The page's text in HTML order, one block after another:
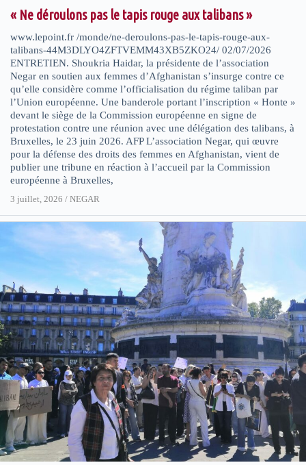
« Ne déroulons pas le tapis rouge aux talibans »
www.lepoint.fr /monde/ne-deroulons-pas-le-tapis-rouge-aux-
talibans-44M3DLYO4ZFTVEMM43XB5ZKO24/ 02/07/2026
ENTRETIEN. Shoukria Haidar, la présidente de l’association
Negar en soutien aux femmes d’Afghanistan s’insurge contre ce
qu’elle considère comme l’officialisation du régime taliban par
l’Union européenne. Une banderole portant l’inscription « Honte »
devant le siège de la Commission européenne en signe de
protestation contre une réunion avec une délégation des talibans, à
Bruxelles, le 23 juin 2026. AFP L’association Negar, qui œuvre
pour la défense des droits des femmes en Afghanistan, vient de
publier une tribune en réaction à l’accueil par la Commission
européenne à Bruxelles,
3 juillet, 2026 / NEGAR